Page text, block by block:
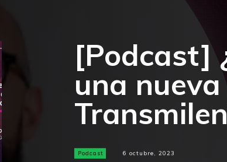
[Podcast]
una
Podcast 6 octubre, 2023